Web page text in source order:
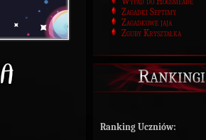
Zagadki Septimy
Zagadkowe jaja
Zguby Kryształka
Rankingi
Ranking Uczniów: